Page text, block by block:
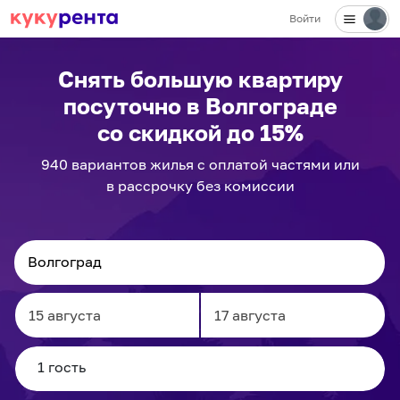
Войти
Снять большую квартиру
посуточно в Волгограде
со скидкой до 15%
940 вариантовжилья с оплатой частями или
в рассрочку без комиссии
Navigate
forward
to
Navigate
to
✕